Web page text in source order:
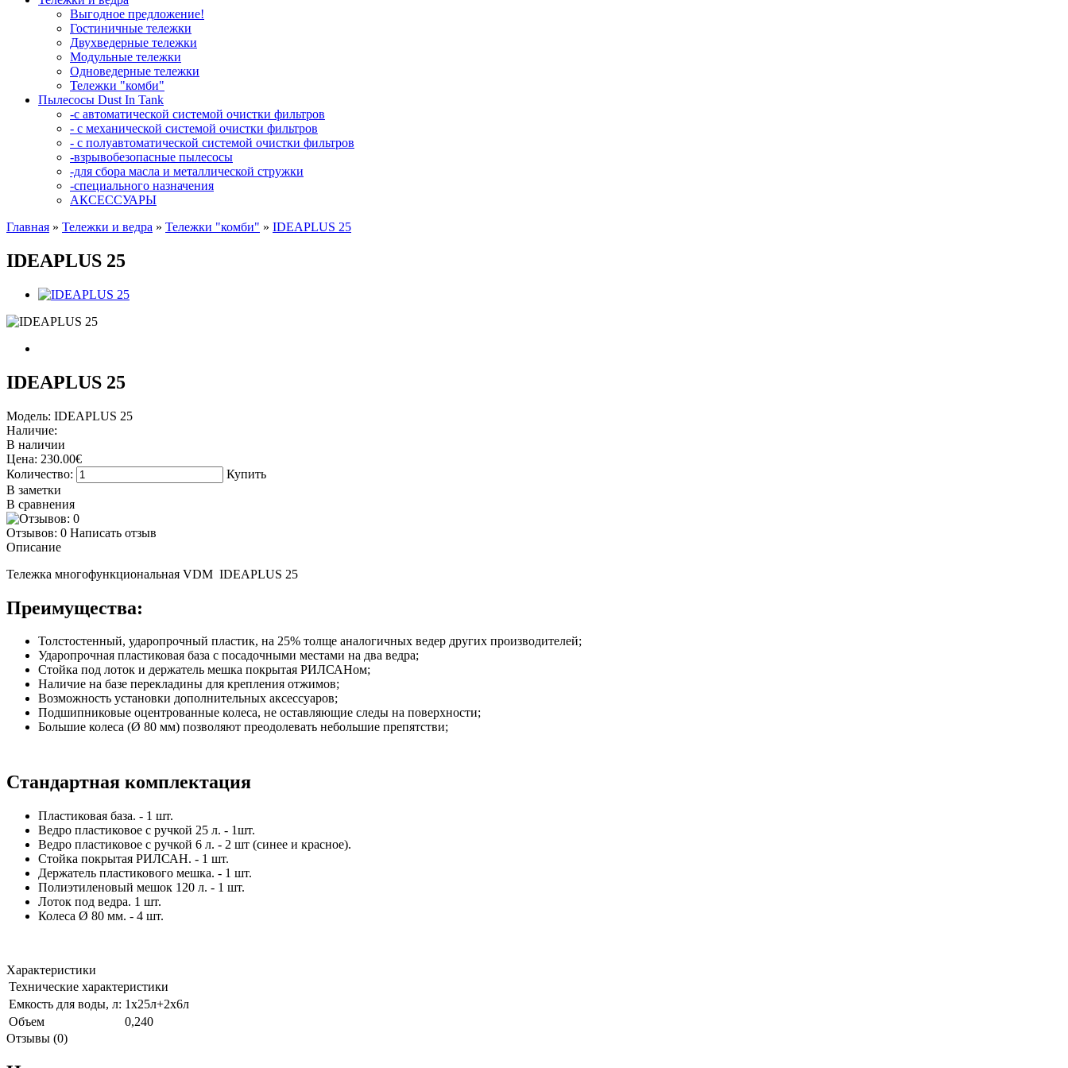
Выгодное предложение!
Гостиничные тележки
Двухведерные тележки
Модульные тележки
Одноведерные тележки
Тележки "комби"
Пылесосы Dust In Tank
-с автоматической системой очистки фильтров
- с механической системой очистки фильтров
- с полуавтоматической системой очистки фильтров
-взрывобезопасные пылесосы
-для сбора масла и металлической стружки
-специального назначения
АКСЕССУАРЫ
Главная » Тележки и ведра » Тележки "комби" » IDEAPLUS 25
IDEAPLUS 25
IDEAPLUS 25
Модель: IDEAPLUS 25
Наличие:
В наличии
Цена: 230.00€
Количество:
Купить
В заметки
В сравнения
Отзывов: 0 Написать отзыв
Описание
Тележка многофункциональная VDM IDEAPLUS 25
Преимущества:
Толстостенный, ударопрочный пластик, на 25% толще аналогичных ведер других производителей;
Ударопрочная пластиковая база с посадочными местами на два ведра;
Стойка под лоток и держатель мешка покрытая РИЛСАНом;
Наличие на базе перекладины для крепления отжимов;
Возможность установки дополнительных аксессуаров;
Подшипниковые оцентрованные колеса, не оставляющие следы на поверхности;
Большие колеса (Ø 80 мм) позволяют преодолевать небольшие препятстви;
Стандартная комплектация
Пластиковая база. - 1 шт.
Ведро пластиковое с ручкой 25 л. - 1шт.
Ведро пластиковое с ручкой 6 л. - 2 шт (синее и красное).
Стойка покрытая РИЛСАН. - 1 шт.
Держатель пластикового мешка. - 1 шт.
Полиэтиленовый мешок 120 л. - 1 шт.
Лоток под ведра. 1 шт.
Колеса Ø 80 мм. - 4 шт.
Характеристики
Технические характеристики
Емкость для воды, л: 1х25л+2х6л
Объем
0,240
Отзывы (0)